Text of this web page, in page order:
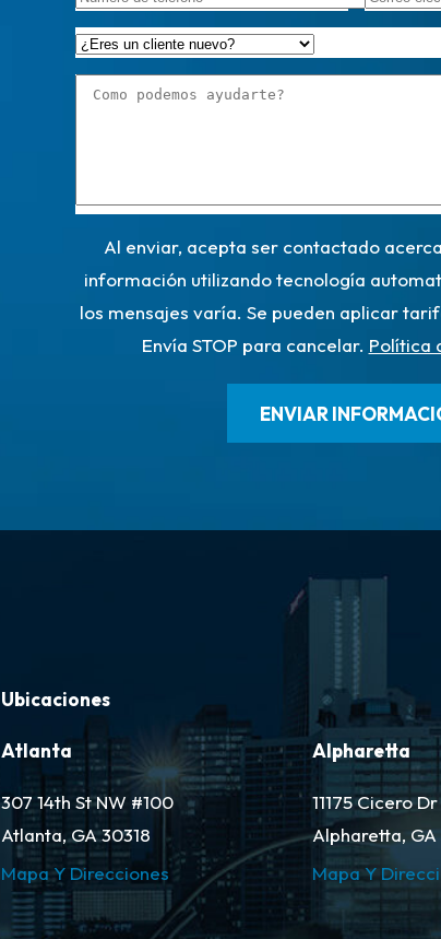
Al enviar, acepta ser contactado
información utilizando tecnología
los mensajes varía. Se pueden aplicar
Envía STOP para cancelar. Política
Ubicaciones
Atlanta
307 14th St NW #100
Atlanta, GA 30318
Mapa Y Direcciones
Alpharetta
11175 Cicero
Alpharetta,
Mapa Y